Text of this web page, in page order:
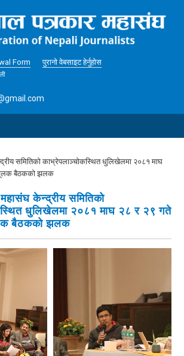
Form पुरानो वेबसाइट हेर्नुहोस
समितिको काभ्रेपलाञ्चोकस्थित धुलिखेलमा २०८१ माघ
बैठकको झलक
केन्द्रीय समितिको
धुलिखेलमा २०८१ माघ २८ र २९ गते
बैठकको झलक